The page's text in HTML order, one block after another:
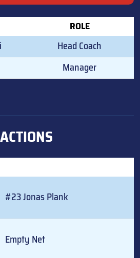
ROLE
Head Coach
Manager
#23 Jonas Plank
Empty Net